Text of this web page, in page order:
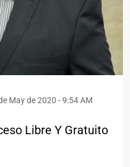
May de 2020 - 9:54 AM
Libre Y Gratuito